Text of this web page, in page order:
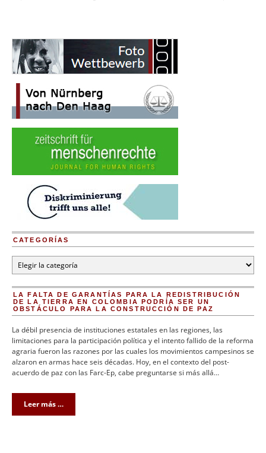
CATEGORÍAS
Categorías
LA FALTA DE GARANTÍAS PARA LA REDISTRIBUCIÓN
DE LA TIERRA EN COLOMBIA PODRÍA SER UN
OBSTÁCULO PARA LA CONSTRUCCIÓN DE PAZ
La débil presencia de instituciones estatales en las regiones, las
limitaciones para la participación política y el intento fallido de la reforma
agraria fueron las razones por las cuales los movimientos campesinos se
alzaron en armas hace seis décadas. Hoy, en el contexto del post-
acuerdo de paz con las Farc-Ep, cabe preguntarse si más allá…
Leer más …